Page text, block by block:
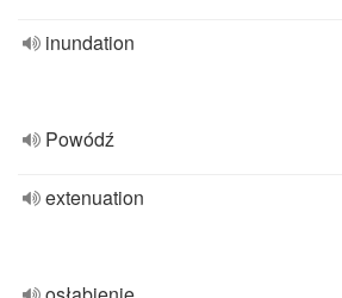
inundation
Powódź
extenuation